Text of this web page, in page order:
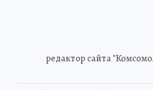
редактор сайта